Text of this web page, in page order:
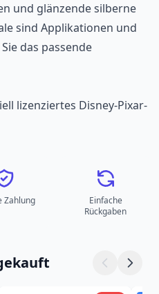
und glänzende silberne
sind Applikationen und
das passende
lizenziertes Disney-Pixar-
Zahlung
Einfache
Rückgaben